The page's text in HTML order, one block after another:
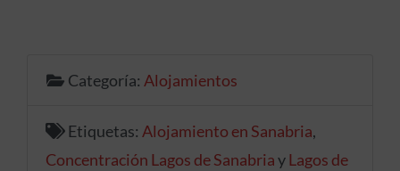
Categoría: Alojamientos
Etiquetas: Alojamiento en Sanabria,
Concentración Lagos de SanabriayLagos de